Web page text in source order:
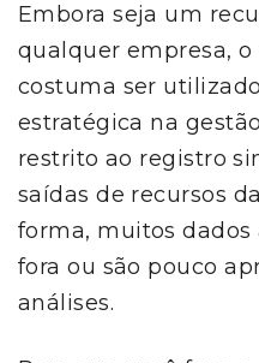
Embora seja um
qualquer empresa, o
costuma ser
estratégica na
restrito ao registro
saídas de recursos
forma, muitos
fora ou são pouco
análises.